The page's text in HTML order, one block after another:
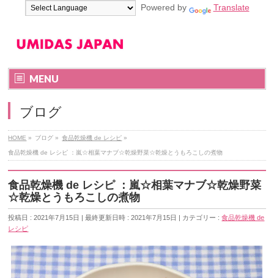
Powered by Translate
MENU
ブログ
HOME » ブログ » 食品乾燥機 de レシピ »
食品乾燥機 de レシピ ：嵐☆相葉マナブ☆乾燥野菜☆乾燥とうもろこしの煮物
食品乾燥機 de レシピ ：嵐☆相葉マナブ☆乾燥野菜
☆乾燥とうもろこしの煮物
投稿日 : 2021年7月15日 最終更新日時 : 2021年7月15日 カテゴリー :食品乾燥機 de
レシピ